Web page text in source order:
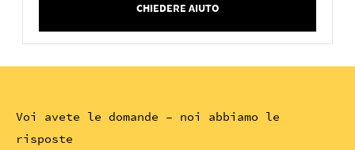
CHIEDERE AIUTO
Voi avete le domande – noi abbiamo le
risposte